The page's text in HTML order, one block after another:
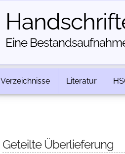
Eine
Verzeichnisse Literatur
Geteilte Überlieferung